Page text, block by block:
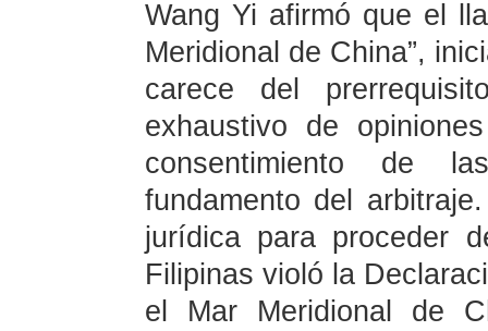
Wang Yi afirmó que el
Meridional de China”,
carece del
exhaustivo de
consentimiento de
fundamento del
jurídica para proceder
Filipinas violó la
el Mar Meridional de